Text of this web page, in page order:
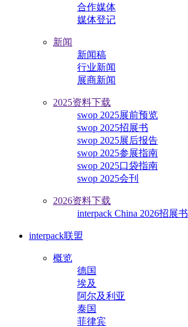
合作媒体
媒体登记
新闻
新闻稿
行业新闻
展商新闻
2025资料下载
swop 2025展前预览
swop 2025招展书
swop 2025展后报告
swop 2025参展指南
swop 2025口袋指南
swop 2025会刊
2026资料下载
interpack China 2026招展书
interpack联盟
概览
德国
埃及
阿尔及利亚
泰国
菲律宾